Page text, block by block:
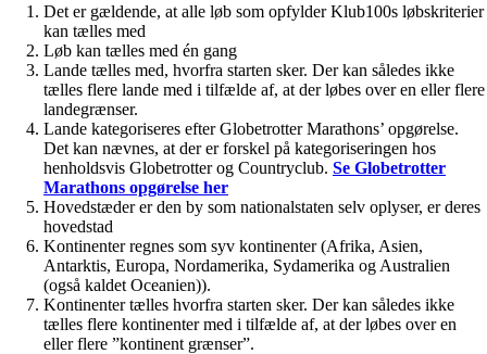
Det er gældende, at alle løb som opfylder Klub100s løbskriterier
kan tælles med
Løb kan tælles med én gang
Lande tælles med, hvorfra starten sker. Der kan således ikke
tælles flere lande med i tilfælde af, at der løbes over en eller flere
landegrænser.
Lande kategoriseres efter Globetrotter Marathons’ opgørelse.
Det kan nævnes, at der er forskel på kategoriseringen hos
henholdsvis Globetrotter og Countryclub. Se Globetrotter
Marathons opgørelse her
Hovedstæder er den by som nationalstaten selv oplyser, er deres
hovedstad
Kontinenter regnes som syv kontinenter (Afrika, Asien,
Antarktis, Europa, Nordamerika, Sydamerika og Australien
(også kaldet Oceanien)).
Kontinenter tælles hvorfra starten sker. Der kan således ikke
tælles flere kontinenter med i tilfælde af, at der løbes over en
eller flere ”kontinent grænser”.